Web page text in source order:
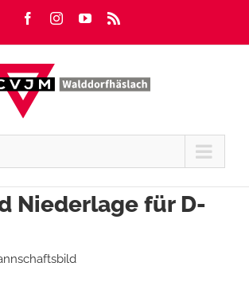
FacebookInstagramYouTube
Niederlage für D-